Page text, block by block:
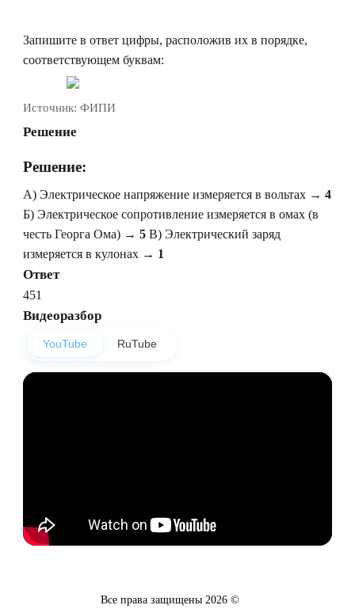
Запишите в ответ цифры, расположив их в порядке,
соответствующем буквам:
Источник: ФИПИ
Решение
Решение:
A) Электрическое напряжение измеряется в вольтах → 4
Б) Электрическое сопротивление измеряется в омах (в
честь Георга Ома) → 5 В) Электрический заряд
измеряется в кулонах → 1
Ответ
451
Видеоразбор
YouTube RuTube
Все права защищены2026 ©